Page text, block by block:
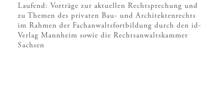
Laufend: Vorträge zur aktuellen Rechtsprechung und
zu Themen des privaten Bau- und Architektenrechts
im Rahmen der Fachanwaltsfortbildung durch den id-
Verlag Mannheim sowie die Rechtsanwaltskammer
Sachsen